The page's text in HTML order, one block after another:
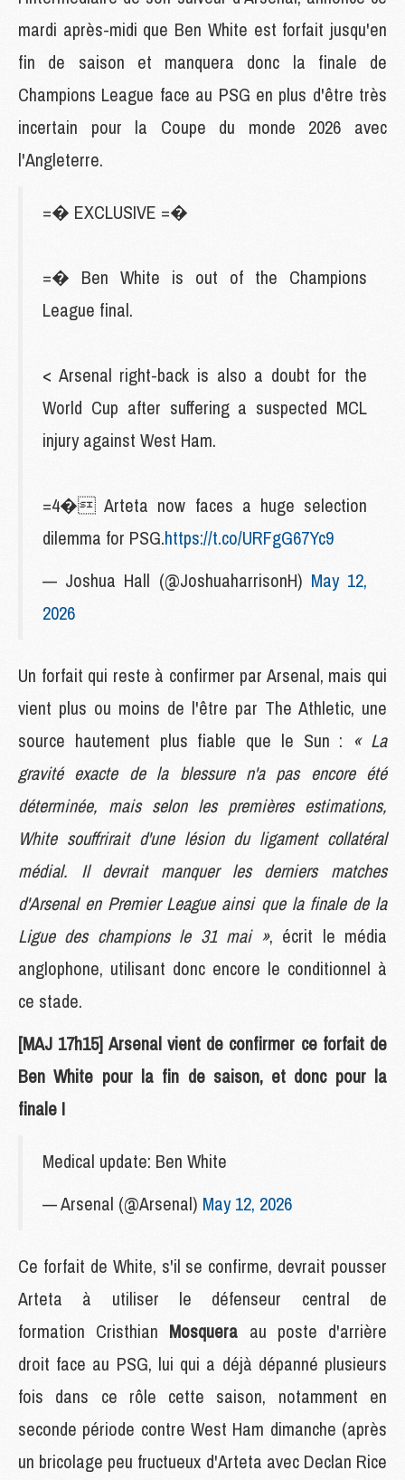
mardi après-midi que Ben White est forfait jusqu'en
fin de saison et manquera donc la finale de
Champions League face au PSG en plus d'être très
incertain pour la Coupe du monde 2026 avec
l'Angleterre.
=� EXCLUSIVE =�
=� Ben White is out of the Champions
League final.
< Arsenal right-back is also a doubt for the
World Cup after suffering a suspected MCL
injury against West Ham.
=4� Arteta now faces a huge selection
dilemma for PSG.https://t.co/URFgG67Yc9
— Joshua Hall (@JoshuaharrisonH) May 12,
2026
Un forfait qui reste à confirmer par Arsenal, mais qui
vient plus ou moins de l'être par The Athletic, une
source hautement plus fiable que le Sun : « La
gravité exacte de la blessure n'a pas encore été
déterminée, mais selon les premières estimations,
White souffrirait d'une lésion du ligament collatéral
médial. Il devrait manquer les derniers matches
d'Arsenal en Premier League ainsi que la finale de la
Ligue des champions le 31 mai », écrit le média
anglophone, utilisant donc encore le conditionnel à
ce stade.
[MAJ 17h15] Arsenal vient de confirmer ce forfait de
Ben White pour la fin de saison, et donc pour la
finale !
Medical update: Ben White
— Arsenal (@Arsenal) May 12, 2026
Ce forfait de White, s'il se confirme, devrait pousser
Arteta à utiliser le défenseur central de
formation Cristhian Mosquera au poste d'arrière
droit face au PSG, lui qui a déjà dépanné plusieurs
fois dans ce rôle cette saison, notamment en
seconde période contre West Ham dimanche (après
un bricolage peu fructueux d'Arteta avec Declan Rice